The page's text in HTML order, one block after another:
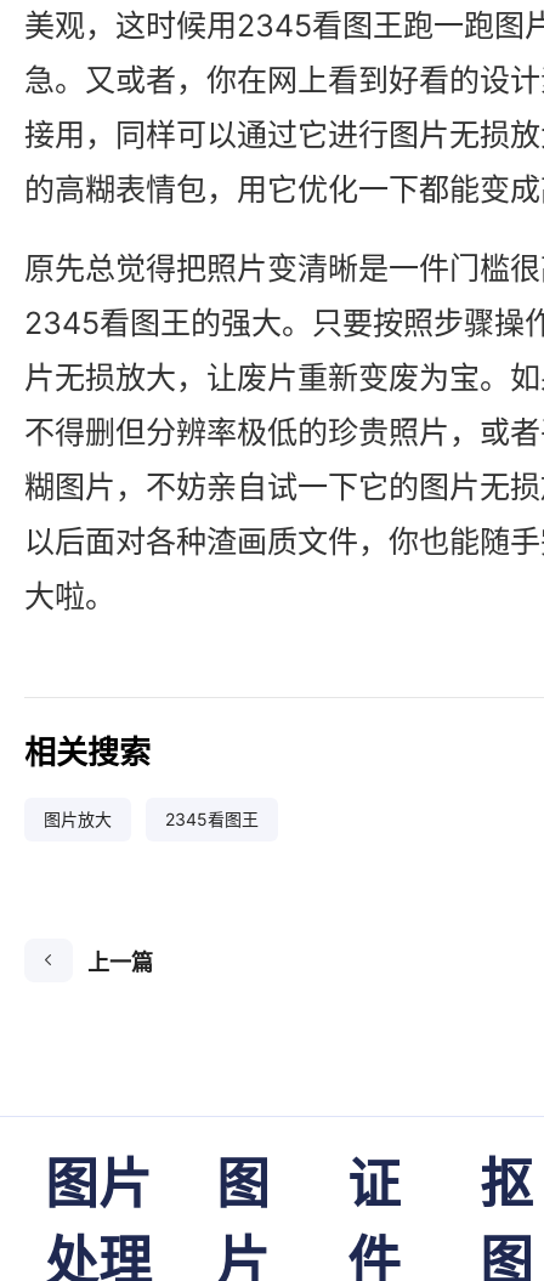
美观，这时候用2345看图王跑一跑图
急。又或者，你在网上看到好看的设
接用，同样可以通过它进行图片无损
的高糊表情包，用它优化一下都能变
原先总觉得把照片变清晰是一件门槛
2345看图王的强大。只要按照步骤操
片无损放大，让废片重新变废为宝。
不得删但分辨率极低的珍贵照片，或
糊图片，不妨亲自试一下它的图片无
以后面对各种渣画质文件，你也能随
大啦。
相关搜索
图片放大 2345看图王
上一篇
图片
处理
图
片
证
件
抠
图